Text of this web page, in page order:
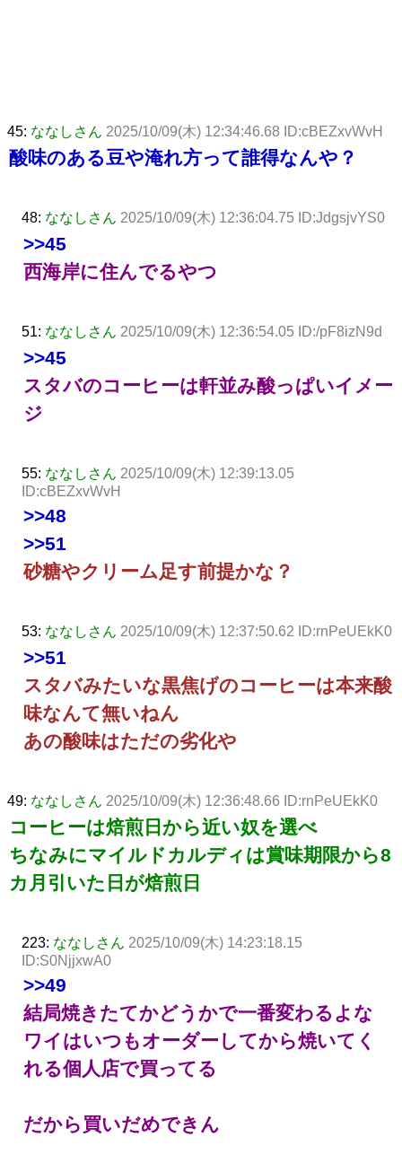
45: ななしさん 2025/10/09(木) 12:34:46.68 ID:cBEZxvWvH
酸味のある豆や淹れ方って誰得なんや？
48: ななしさん 2025/10/09(木) 12:36:04.75 ID:JdgsjvYS0
>>45
西海岸に住んでるやつ
51: ななしさん 2025/10/09(木) 12:36:54.05 ID:/pF8izN9d
>>45
スタバのコーヒーは軒並み酸っぱいイメー
ジ
55: ななしさん 2025/10/09(木) 12:39:13.05
ID:cBEZxvWvH
>>48
>>51
砂糖やクリーム足す前提かな？
53: ななしさん 2025/10/09(木) 12:37:50.62 ID:rnPeUEkK0
>>51
スタバみたいな黒焦げのコーヒーは本来酸
味なんて無いねん
あの酸味はただの劣化や
49: ななしさん 2025/10/09(木) 12:36:48.66 ID:rnPeUEkK0
コーヒーは焙煎日から近い奴を選べ
ちなみにマイルドカルディは賞味期限から8
カ月引いた日が焙煎日
223: ななしさん 2025/10/09(木) 14:23:18.15
ID:S0NjjxwA0
>>49
結局焼きたてかどうかで一番変わるよな
ワイはいつもオーダーしてから焼いてく
れる個人店で買ってる
だから買いだめできん